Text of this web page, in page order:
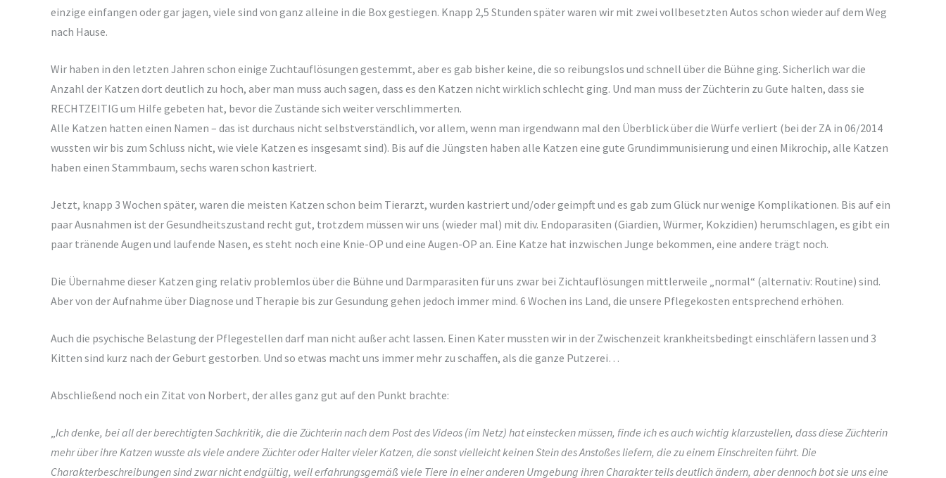
einzige einfangen oder gar jagen, viele sind von ganz alleine in die Box gestiegen. Knapp 2,5 Stunden später waren wir mit zwei vollbesetzten Autos schon wieder auf dem Weg
nach Hause.
Wir haben in den letzten Jahren schon einige Zuchtauflösungen gestemmt, aber es gab bisher keine, die so reibungslos und schnell über die Bühne ging. Sicherlich war die
Anzahl der Katzen dort deutlich zu hoch, aber man muss auch sagen, dass es den Katzen nicht wirklich schlecht ging. Und man muss der Züchterin zu Gute halten, dass sie
RECHTZEITIG um Hilfe gebeten hat, bevor die Zustände sich weiter verschlimmerten.
Alle Katzen hatten einen Namen – das ist durchaus nicht selbstverständlich, vor allem, wenn man irgendwann mal den Überblick über die Würfe verliert (bei der ZA in 06/2014
wussten wir bis zum Schluss nicht, wie viele Katzen es insgesamt sind). Bis auf die Jüngsten haben alle Katzen eine gute Grundimmunisierung und einen Mikrochip, alle Katzen
haben einen Stammbaum, sechs waren schon kastriert.
Jetzt, knapp 3 Wochen später, waren die meisten Katzen schon beim Tierarzt, wurden kastriert und/oder geimpft und es gab zum Glück nur wenige Komplikationen. Bis auf ein
paar Ausnahmen ist der Gesundheitszustand recht gut, trotzdem müssen wir uns (wieder mal) mit div. Endoparasiten (Giardien, Würmer, Kokzidien) herumschlagen, es gibt ein
paar tränende Augen und laufende Nasen, es steht noch eine Knie-OP und eine Augen-OP an. Eine Katze hat inzwischen Junge bekommen, eine andere trägt noch.
Die Übernahme dieser Katzen ging relativ problemlos über die Bühne und Darmparasiten für uns zwar bei Zichtauflösungen mittlerweile „normal“ (alternativ: Routine) sind.
Aber von der Aufnahme über Diagnose und Therapie bis zur Gesundung gehen jedoch immer mind. 6 Wochen ins Land, die unsere Pflegekosten entsprechend erhöhen.
Auch die psychische Belastung der Pflegestellen darf man nicht außer acht lassen. Einen Kater mussten wir in der Zwischenzeit krankheitsbedingt einschläfern lassen und 3
Kitten sind kurz nach der Geburt gestorben. Und so etwas macht uns immer mehr zu schaffen, als die ganze Putzerei…
Abschließend noch ein Zitat von Norbert, der alles ganz gut auf den Punkt brachte:
„Ich denke, bei all der berechtigten Sachkritik, die die Züchterin nach dem Post des Videos (im Netz) hat einstecken müssen, finde ich es auch wichtig klarzustellen, dass diese Züchterin
mehr über ihre Katzen wusste als viele andere Züchter oder Halter vieler Katzen, die sonst vielleicht keinen Stein des Anstoßes liefern, die zu einem Einschreiten führt. Die
Charakterbeschreibungen sind zwar nicht endgültig, weil erfahrungsgemäß viele Tiere in einer anderen Umgebung ihren Charakter teils deutlich ändern, aber dennoch bot sie uns eine